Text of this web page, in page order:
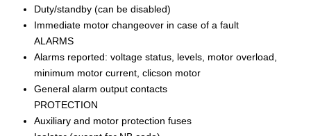
Duty/standby (can be disabled)
Immediate motor changeover in case of a fault
ALARMS
Alarms reported: voltage status, levels, motor overload,
minimum motor current, clicson motor
General alarm output contacts
PROTECTION
Auxiliary and motor protection fuses